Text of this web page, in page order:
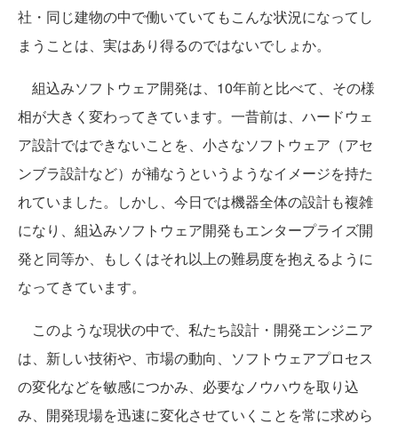
社・同じ建物の中で働いていてもこんな状況になってし
まうことは、実はあり得るのではないでしょか。
組込みソフトウェア開発は、10年前と比べて、その様
相が大きく変わってきています。一昔前は、ハードウェ
ア設計ではできないことを、小さなソフトウェア（アセ
ンブラ設計など）が補なうというようなイメージを持た
れていました。しかし、今日では機器全体の設計も複雑
になり、組込みソフトウェア開発もエンタープライズ開
発と同等か、もしくはそれ以上の難易度を抱えるように
なってきています。
このような現状の中で、私たち設計・開発エンジニア
は、新しい技術や、市場の動向、ソフトウェアプロセス
の変化などを敏感につかみ、必要なノウハウを取り込
み、開発現場を迅速に変化させていくことを常に求めら